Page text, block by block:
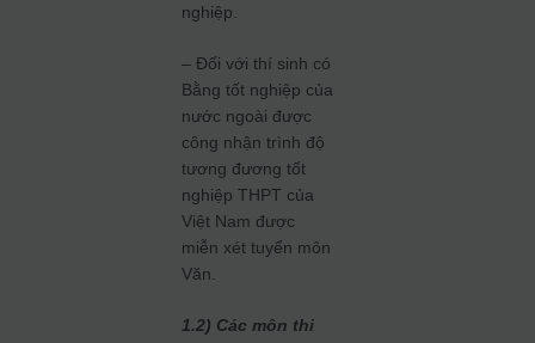
nghiệp.
– Đối với thí sinh có
Bằng tốt nghiệp của
nước ngoài được
công nhận trình độ
tương đương tốt
nghiệp THPT của
Việt Nam được
miễn xét tuyển môn
Văn.
1.2) Các môn thi